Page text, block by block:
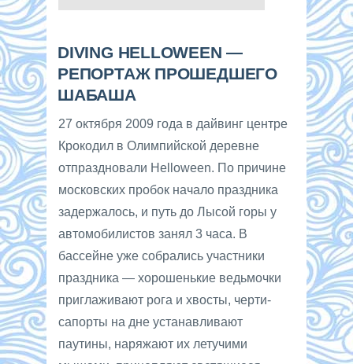
DIVING HELLOWEEN —
РЕПОРТАЖ ПРОШЕДШЕГО
ШАБАША
27 октября 2009 года в дайвинг центре
Крокодил в Олимпийской деревне
отпраздновали Helloween. По причине
московских пробок начало праздника
задержалось, и путь до Лысой горы у
автомобилистов занял 3 часа. В
бассейне уже собрались участники
праздника — хорошенькие ведьмочки
приглаживают рога и хвосты, черти-
сапорты на дне устанавливают
паутины, наряжают их летучими